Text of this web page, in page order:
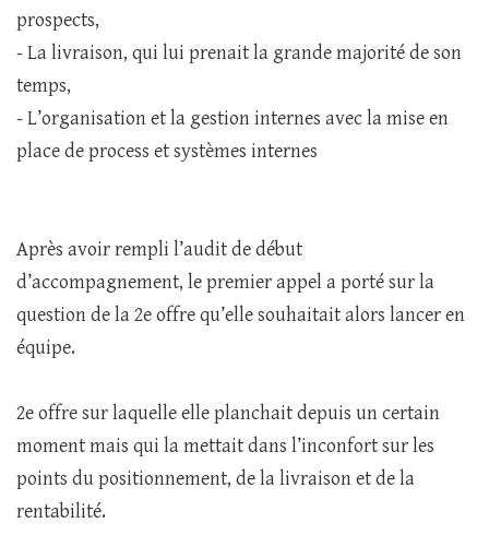
prospects,
- La livraison, qui lui prenait la grande majorité de son
temps,
- L’organisation et la gestion internes avec la mise en
place de process et systèmes internes
Après avoir rempli l’audit de début
d’accompagnement, le premier appel a porté sur la
question de la 2e offre qu’elle souhaitait alors lancer en
équipe.
2e offre sur laquelle elle planchait depuis un certain
moment mais qui la mettait dans l’inconfort sur les
points du positionnement, de la livraison et de la
rentabilité.